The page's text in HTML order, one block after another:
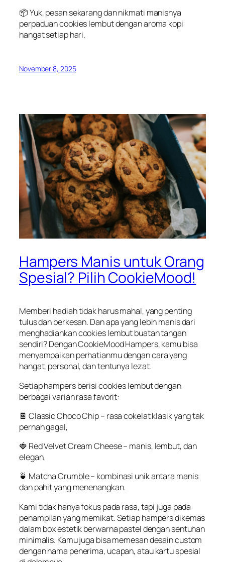
📦Yuk,pesansekarangdannikmati manisnya
perpaduancookieslembutdenganaroma kopi
hangatsetiaphari.
November 8, 2025
Hampers Manis untuk Orang
Spesial? Pilih CookieMood!
Memberi hadiahtidakharusmahal,yangpenting
tulusdanberkesan. Danapayanglebihmanisdari
menghadiahkancookieslembutbuatantangan
sendiri?DenganCookieMoodHampers,kamubisa
menyampaikanperhatianmudengancarayang
hangat, personal, dantentunya lezat.
Setiaphampersberisicookieslembutdengan
berbagaivarianrasafavorit:
🍫 Classic Choco Chip– rasacokelatklasikyangtak
pernahgagal,
🍓 Red Velvet Cream Cheese– manis, lembut, dan
elegan,
🍵 Matcha Crumble– kombinasi unikantara manis
danpahityangmenenangkan.
Kamitidakhanyafokuspada rasa,tapi juga pada
penampilanyangmemikat.Setiaphampersdikemas
dalamboxestetikberwarnapasteldengansentuhan
minimalis. Kamujuga bisamemesandesaincustom
dengannama penerima, ucapan,ataukartuspesial